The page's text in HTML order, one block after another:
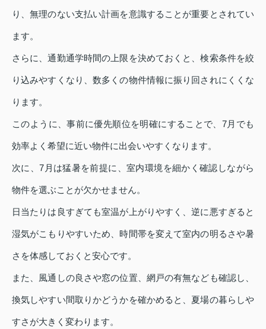
り、無理のない支払い計画を意識することが重要とされてい
ます。
さらに、通勤通学時間の上限を決めておくと、検索条件を絞
り込みやすくなり、数多くの物件情報に振り回されにくくな
ります。
このように、事前に優先順位を明確にすることで、7月でも
効率よく希望に近い物件に出会いやすくなります。
次に、7月は猛暑を前提に、室内環境を細かく確認しながら
物件を選ぶことが欠かせません。
日当たりは良すぎても室温が上がりやすく、逆に悪すぎると
湿気がこもりやすいため、時間帯を変えて室内の明るさや暑
さを体感しておくと安心です。
また、風通しの良さや窓の位置、網戸の有無なども確認し、
換気しやすい間取りかどうかを確かめると、夏場の暮らしや
すさが大きく変わります。